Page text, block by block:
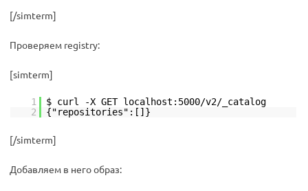
[/simterm]
Проверяем registry:
[simterm]
1
$ curl -X GET localhost:5000/v2/_catalog
2
{"repositories":[]}
[/simterm]
Добавляем в него образ: